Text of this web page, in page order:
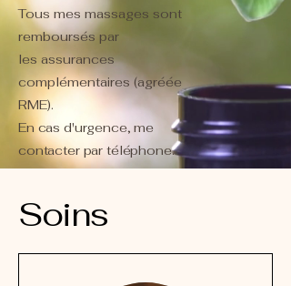
Tous mes massages sont
remboursés par
les assurances
complémentaires (agréée
RME).
En cas d'urgence, me
contacter par téléphone.​
Soins